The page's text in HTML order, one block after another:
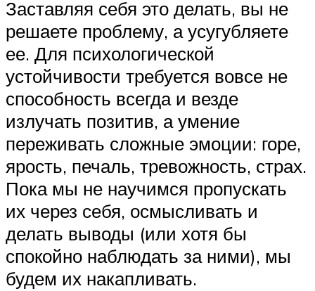
Заставляя себя это делать, вы не
решаете проблему, а усугубляете
ее. Для психологической
устойчивости требуется вовсе не
способность всегда и везде
излучать позитив, а умение
переживать сложные эмоции: горе,
ярость, печаль, тревожность, страх.
Пока мы не научимся пропускать
их через себя, осмысливать и
делать выводы (или хотя бы
спокойно наблюдать за ними), мы
будем их накапливать.